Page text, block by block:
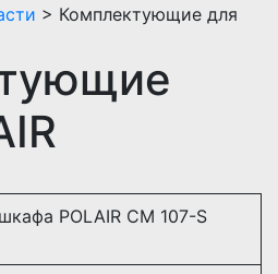
> Комплектующие для
POLAIR CM 107-S